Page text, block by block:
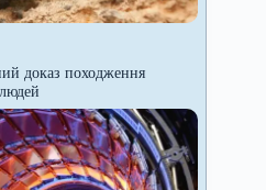
доказ походження